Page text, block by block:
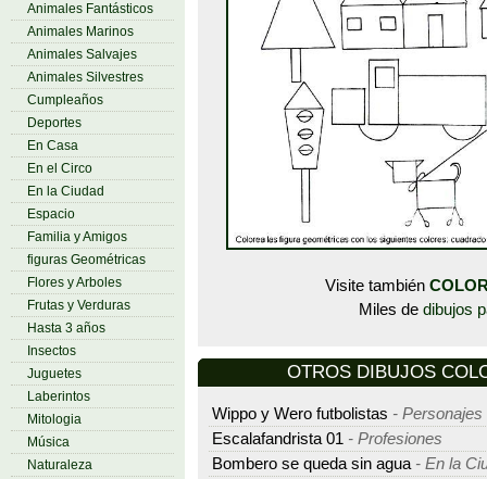
Animales Fantásticos
Animales Marinos
Animales Salvajes
Animales Silvestres
Cumpleaños
Deportes
En Casa
En el Circo
En la Ciudad
Espacio
Familia y Amigos
figuras Geométricas
Flores y Arboles
Frutas y Verduras
Hasta 3 años
Insectos
Juguetes
Laberintos
Mitologia
Música
Naturaleza
Visite también
Miles de dibujos
OTROS DIBUJOS
Wippo y Wero futbolistas -
Escalafandrista 01 - Profesiones
Bombero se queda sin agua- En la